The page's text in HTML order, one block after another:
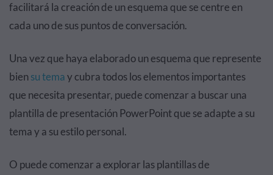
facilitará la creación de un esquema que se centre en
cada uno de sus puntos de conversación.
Una vez que haya elaborado un esquema que represente
biensu temay cubra todos los elementos importantes
que necesita presentar, puede comenzar a buscar una
plantilla de presentación PowerPoint que se adapte a su
tema y a su estilo personal.
O puede comenzar a explorar las plantillas de